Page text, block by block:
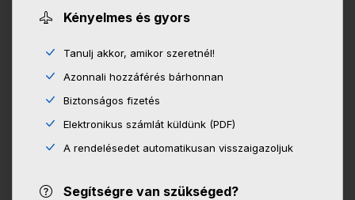
Kényelmes és gyors
Tanulj akkor, amikor szeretnél!
Azonnali hozzáférés bárhonnan
Biztonságos fizetés
Elektronikus számlát küldünk (PDF)
A rendelésedet automatikusan visszaigazoljuk
Segítségre van szükséged?